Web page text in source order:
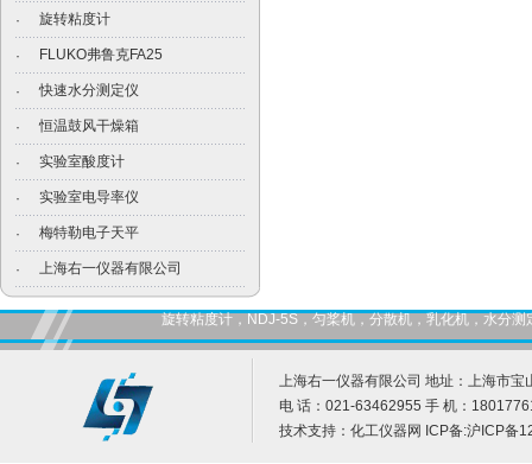
· 旋转粘度计
· FLUKO弗鲁克FA25
· 快速水分测定仪
· 恒温鼓风干燥箱
· 实验室酸度计
· 实验室电导率仪
· 梅特勒电子天平
· 上海右一仪器有限公司
旋转粘度计，NDJ-5S，匀桨机，分散机，乳化机，水分
上海右一仪器有限公司 地址：上海市宝
电 话：021-63462955 手 机：
技术支持： 化工仪器网 ICP备:沪ICP备